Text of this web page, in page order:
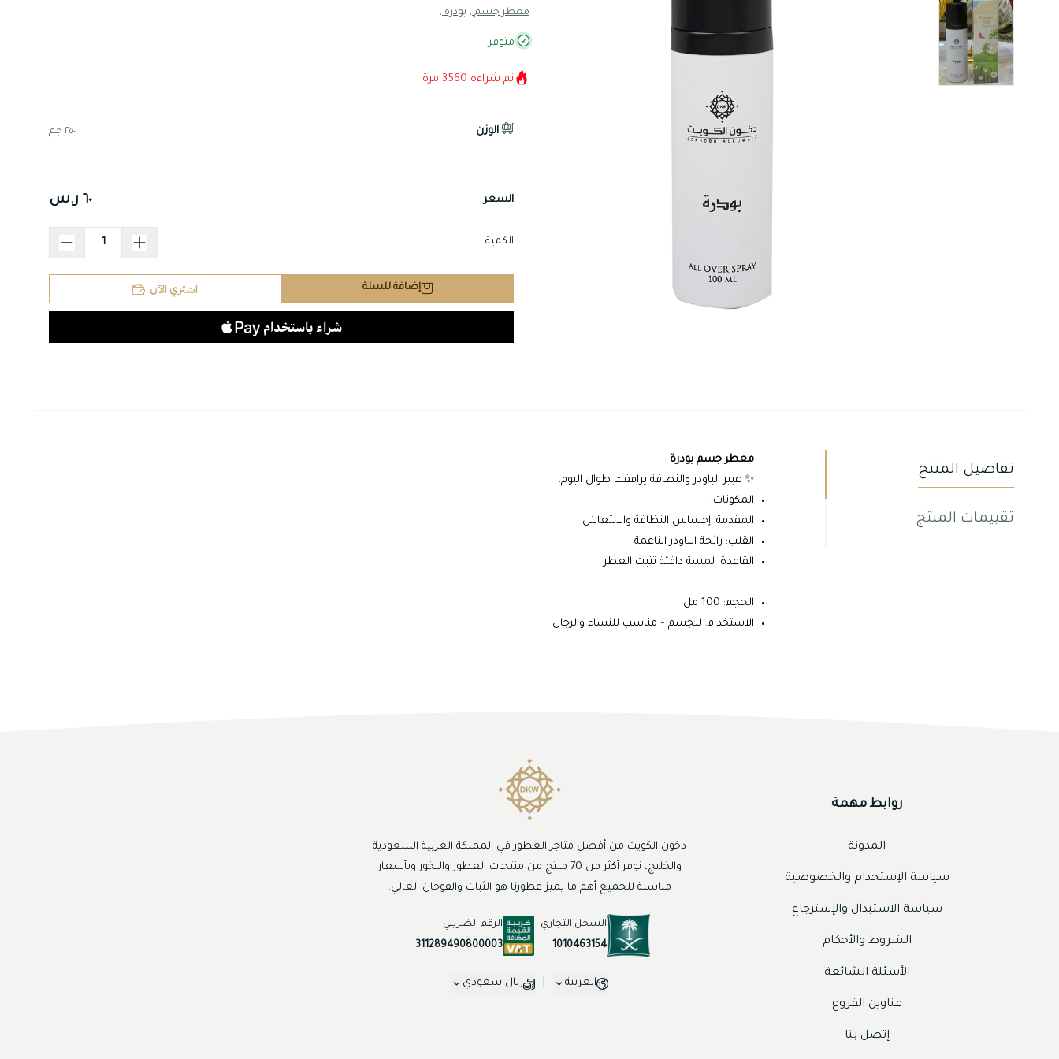
معطر جسم , بودره ,
متوفر
تم شراءه 3560 مرة
الوزن ٢٥٠ جم
السعر ٦٠ ر.س
الكمية
إضافة للسلة اشتري الآن
تفاصيل المنتج
تقييمات المنتج
معطر جسم بودرة
✨ عبير الباودر والنظافة يرافقك طوال اليوم.
المكونات:
المقدمة: إحساس النظافة والانتعاش
القلب: رائحة الباودر الناعمة
القاعدة: لمسة دافئة تثبت العطر
الحجم: 100 مل
الاستخدام: للجسم – مناسب للنساء والرجال
روابط مهمة
المدونة
سياسة الإستخدام والخصوصية
سياسة الاستبدال والإسترجاع
الشروط والأحكام
الأسئلة الشائعة
عناوين الفروع
إتصل بنا
دخون الكويت من أفضل متاجر العطور في المملكة العربية السعودية
والخليج، نوفر أكثر من 70 منتج من منتجات العطور والبخور وبأسعار
مناسبة للجميع أهم ما يميز عطورنا هو الثبات والفوحان العالي.
السجل التجاري
1010463154
الرقم الضريبي
311289490800003
العربية ريال سعودي